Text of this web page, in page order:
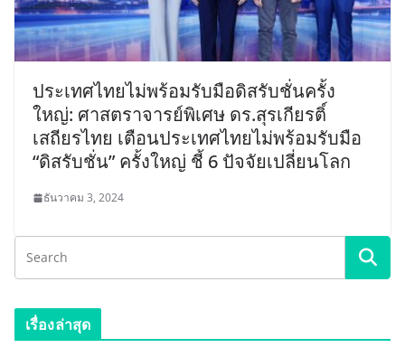
ประเทศไทยไม่พร้อมรับมือดิสรับชั่นครั้ง
ใหญ่: ศาสตราจารย์พิเศษ ดร.สุรเกียรติ์
เสถียรไทย เตือนประเทศไทยไม่พร้อมรับมือ
“ดิสรับชั่น” ครั้งใหญ่ ชี้ 6 ปัจจัยเปลี่ยนโลก
ธันวาคม 3, 2024
เรื่องล่าสุด